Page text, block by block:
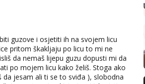
guzove i osjetiti ih na svojem licu
pritom škakljaju po licu to mi ne
da nemaš lijepu guzu dopusti mi da
po mojem licu kako želiš. Stoga ako
da jesam ali ti se to sviđa ), slobodna